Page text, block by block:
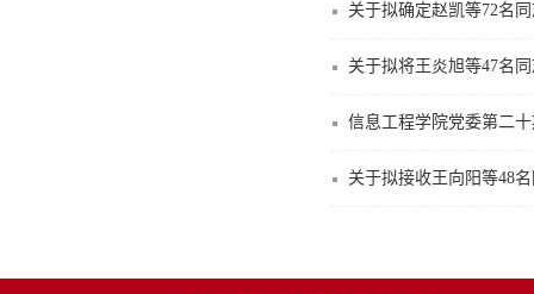
关于拟确定赵凯等72名
关于拟将王炎旭等47名
信息工程学院党委第二
关于拟接收王向阳等48